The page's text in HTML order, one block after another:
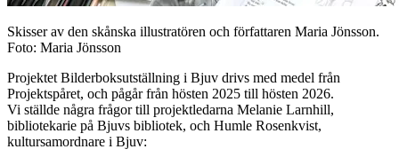
Skisser av den skånska illustratören och författaren Maria Jönsson.
Foto: Maria Jönsson
Projektet Bilderboksutställning i Bjuv drivs med medel från
Projektspåret, och pågår från hösten 2025 till hösten 2026.
Vi ställde några frågor till projektledarna Melanie Larnhill,
bibliotekarie på Bjuvs bibliotek, och Humle Rosenkvist,
kultursamordnare i Bjuv: